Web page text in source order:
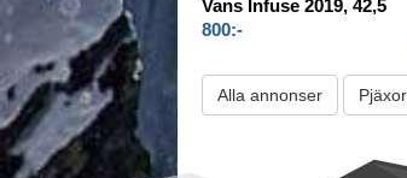
Vans Infuse 2019, 42,5
800:-
Alla annonser